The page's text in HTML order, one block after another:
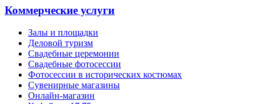
Коммерческие услуги
Залы и площадки
Деловой туризм
Свадебные церемонии
Свадебные фотосессии
Фотосессии в исторических костюмах
Сувенирные магазины
Онлайн-магазин